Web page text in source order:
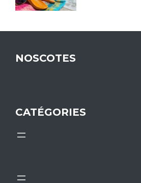
NOSCOTES
CATÉGORIES